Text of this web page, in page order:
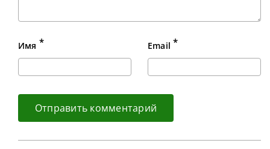
Имя * Email *